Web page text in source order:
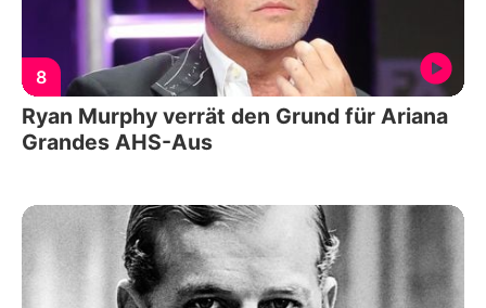
8
Ryan Murphy verrät den Grund für Ariana
Grandes AHS-Aus